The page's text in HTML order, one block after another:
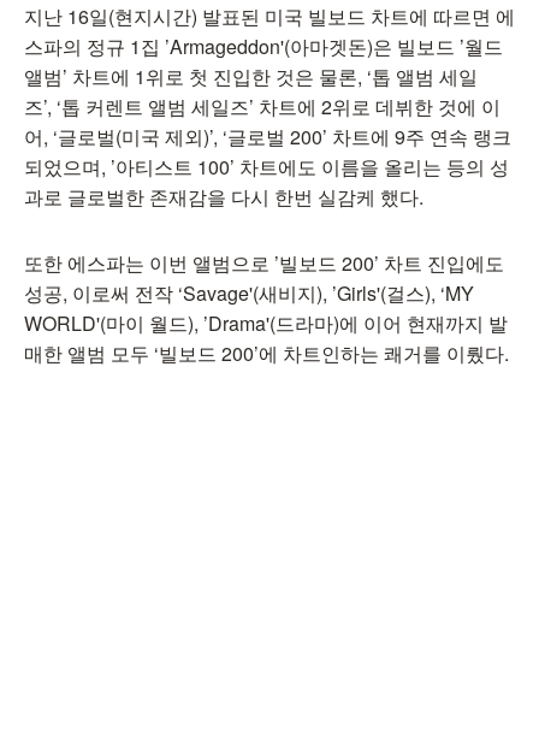
지난 16일(현지시간) 발표된 미국 빌보드 차트에 따르면 에
스파의 정규 1집 ’Armageddon'(아마겟돈)은 빌보드 ’월드
앨범’ 차트에 1위로 첫 진입한 것은 물론, ‘톱 앨범 세일
즈’, ‘톱 커렌트 앨범 세일즈’ 차트에 2위로 데뷔한 것에 이
어, ‘글로벌(미국 제외)’, ‘글로벌 200’ 차트에 9주 연속 랭크
되었으며, ’아티스트 100’ 차트에도 이름을 올리는 등의 성
과로 글로벌한 존재감을 다시 한번 실감케 했다.
또한 에스파는 이번 앨범으로 ’빌보드 200’ 차트 진입에도
성공, 이로써 전작 ‘Savage'(새비지), ’Girls'(걸스), ‘MY
WORLD'(마이 월드), ’Drama'(드라마)에 이어 현재까지 발
매한 앨범 모두 ‘빌보드 200’에 차트인하는 쾌거를 이뤘다.